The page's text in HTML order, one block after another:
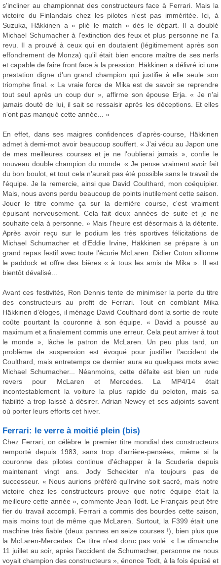
s'incliner au championnat des constructeurs face à Ferrari. Mais la
victoire du Finlandais chez les pilotes n'est pas imméritée. Ici, à
Suzuka, Häkkinen a « plié le match » dès le départ. Il a doublé
Michael Schumacher à l'extinction des feux et plus personne ne l'a
revu. Il a prouvé à ceux qui en doutaient (légitimement après son
effondrement de Monza) qu'il était bien encore maître de ses nerfs
et capable de faire front face à la pression. Häkkinen a délivré ici une
prestation digne d'un grand champion qui justifie à elle seule son
triomphe final. « La vraie force de Mika est de savoir se reprendre
tout seul après un coup dur », affirme son épouse Erja. « Je n'ai
jamais douté de lui, il sait se ressaisir après les déceptions. Et elles
n'ont pas manqué cette année... »
En effet, dans ses maigres confidences d'après-course, Häkkinen
admet à demi-mot avoir beaucoup souffert. « J'ai vécu au Japon une
de mes meilleures courses et je ne l'oublierai jamais », confie le
nouveau double champion du monde. « Je pense vraiment avoir fait
du bon boulot, et tout cela n'aurait pas été possible sans le travail de
l'équipe. Je la remercie, ainsi que David Coulthard, mon coéquipier.
Mais, nous avons perdu beaucoup de points inutilement cette saison.
Jouer le titre comme ça sur la dernière course, c'est vraiment
épuisant nerveusement. Cela fait deux années de suite et je ne
souhaite cela à personne. » Mais l'heure est désormais à la détente.
Après avoir reçu sur le podium les très sportives félicitations de
Michael Schumacher et d'Eddie Irvine, Häkkinen se prépare à un
grand repas festif avec toute l'écurie McLaren. Didier Coton sillonne
le paddock et offre des bières « à tous les amis de Mika ». Il est
bientôt dévalisé...
Avant ces festivités, Ron Dennis tente de minimiser la perte du titre
des constructeurs au profit de Ferrari. Tout en comblant Mika
Häkkinen d'éloges, il ménage David Coulthard dont la sortie de route
coûte pourtant la couronne à son équipe. « David a poussé au
maximum et a finalement commis une erreur. Cela peut arriver à tout
le monde », lâche le patron de McLaren. Un peu plus tard, un
problème de suspension est évoqué pour justifier l'accident de
Coulthard, mais entretemps ce dernier aura eu quelques mots avec
Michael Schumacher... Néanmoins, cette défaite est bien un rude
revers pour McLaren et Mercedes. La MP4/14 était
incontestablement la voiture la plus rapide du peloton, mais sa
fiabilité a trop laissé à désirer. Adrian Newey et ses adjoints savent
où porter leurs efforts cet hiver.
Ferrari: le verre à moitié plein (bis)
Chez Ferrari, on célèbre le premier titre mondial des constructeurs
remporté depuis 1983, sans trop d'arrière-pensées, même si la
couronne des pilotes continue d'échapper à la Scuderia depuis
maintenant vingt ans. Jody Scheckter n'a toujours pas de
successeur. « Nous aurions préféré qu'Irvine soit sacré, mais notre
victoire chez les constructeurs prouve que notre équipe était la
meilleure cette année », commente Jean Todt. Le Français peut être
fier du travail accompli. Ferrari a commis des bourdes cette saison,
mais moins tout de même que McLaren. Surtout, la F399 était une
machine très fiable (deux pannes en seize courses !), bien plus que
la McLaren-Mercedes. Ce titre n'est donc pas volé. « Le dimanche
11 juillet au soir, après l'accident de Schumacher, personne ne nous
voyait champion des constructeurs », énonce Todt, à la fois épuisé et